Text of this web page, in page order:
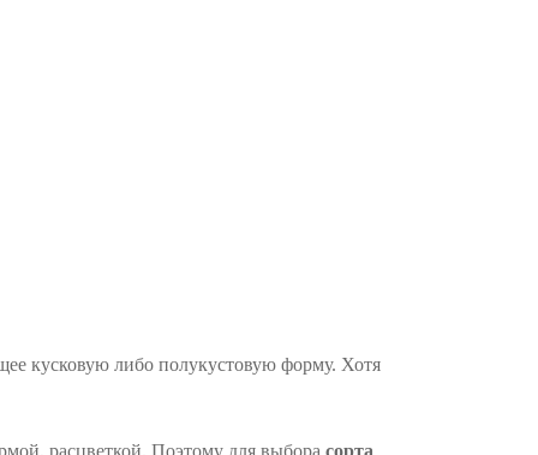
кусковую либо полукустовую форму. Хотя
расцветкой. Поэтому для выбора сорта